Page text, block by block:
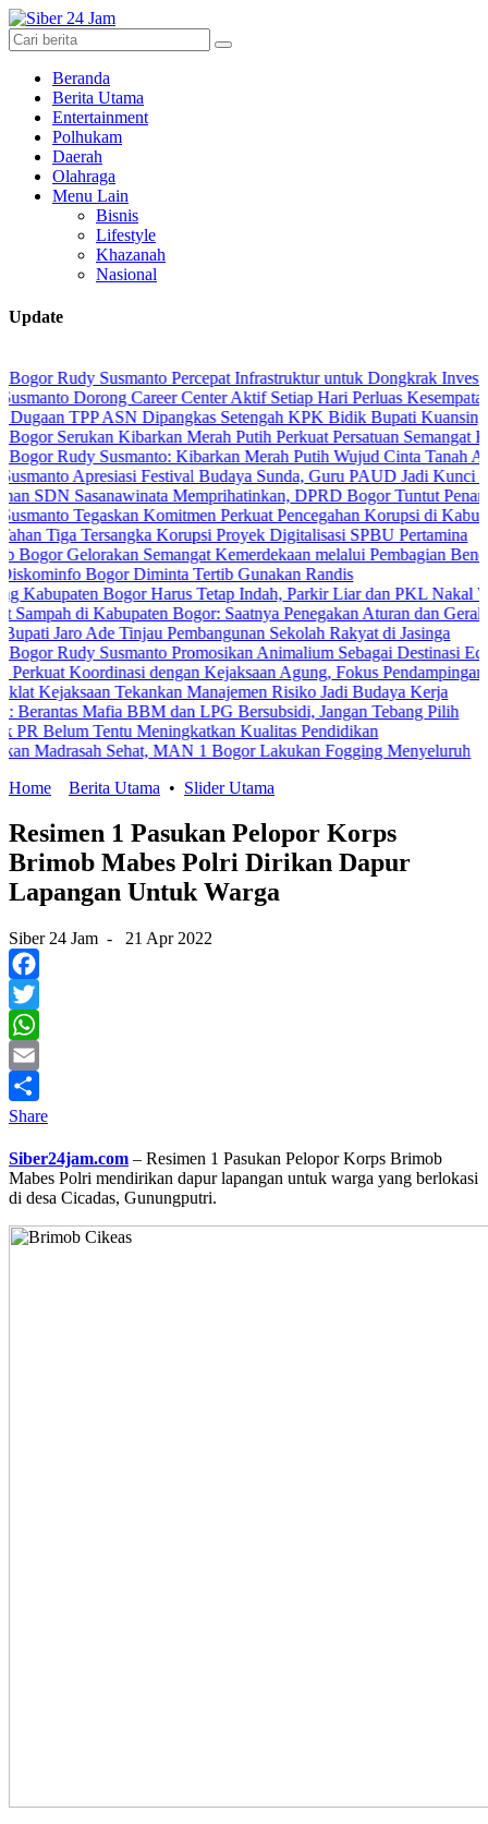
Beranda
Berita Utama
Entertainment
Polhukam
Daerah
Olahraga
Menu Lain
Bisnis
Lifestyle
Khazanah
Nasional
Update
Susmanto Percepat Infrastruktur untuk Dongkrak Investasi
Dorong Career Center Aktif Setiap Hari Perluas Kesempatan Kerja
TPP ASN Dipangkas Setengah KPK Bidik Bupati Kuansing
Kibarkan Merah Putih Perkuat Persatuan Semangat
Susmanto: Kibarkan Merah Putih Wujud Cinta Tanah Air
Apresiasi Festival Budaya Sunda, Guru PAUD Jadi Kunci
Sasanawinata Memprihatinkan, DPRD Bogor Tuntut Penanganan
Tegaskan Komitmen Perkuat Pencegahan Korupsi di Kabupaten
Tersangka Korupsi Proyek Digitalisasi SPBU Pertamina
Gelorakan Semangat Kemerdekaan melalui Pembagian Bendera
Bogor Diminta Tertib Gunakan Randis
Bogor Harus Tetap Indah, Parkir Liar dan PKL Nakal Wajib
di Kabupaten Bogor: Saatnya Penegakan Aturan dan Gerakan
Ade Tinjau Pembangunan Sekolah Rakyat di Jasinga
Susmanto Promosikan Animalium Sebagai Destinasi Edukasi
Koordinasi dengan Kejaksaan Agung, Fokus Pendampingan
Tekankan Manajemen Risiko Jadi Budaya Kerja
Mafia BBM dan LPG Bersubsidi, Jangan Tebang Pilih
Tentu Meningkatkan Kualitas Pendidikan
Sehat, MAN 1 Bogor Lakukan Fogging Menyeluruh
Home
Berita Utama • Slider Utama
Resimen 1 Pasukan Pelopor Korps
Brimob Mabes Polri Dirikan Dapur
Lapangan Untuk Warga
Siber 24 Jam - 21 Apr 2022
Facebook
Twitter
WhatsApp
Email
Share
Siber24jam.com – Resimen 1 Pasukan Pelopor Korps Brimob
Mabes Polri mendirikan dapur lapangan untuk warga yang berlokasi
di desa Cicadas, Gunungputri.